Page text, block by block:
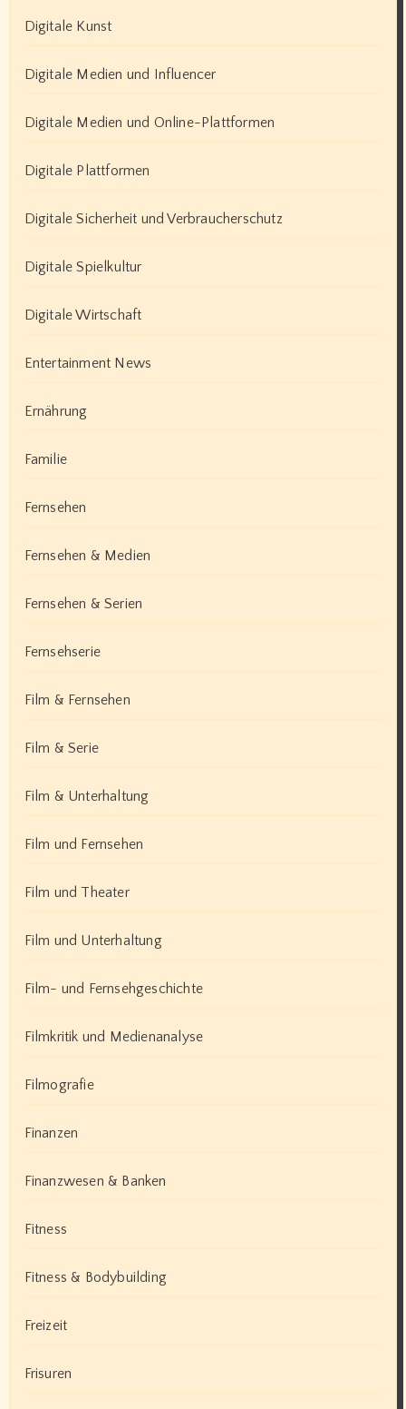
Digitale Kunst
Digitale Medien und Influencer
Digitale Medien und Online-Plattformen
Digitale Plattformen
Digitale Sicherheit und Verbraucherschutz
Digitale Spielkultur
Digitale Wirtschaft
Entertainment News
Ernährung
Familie
Fernsehen
Fernsehen & Medien
Fernsehen & Serien
Fernsehserie
Film & Fernsehen
Film & Serie
Film & Unterhaltung
Film und Fernsehen
Film und Theater
Film und Unterhaltung
Film- und Fernsehgeschichte
Filmkritik und Medienanalyse
Filmografie
Finanzen
Finanzwesen & Banken
Fitness
Fitness & Bodybuilding
Freizeit
Frisuren